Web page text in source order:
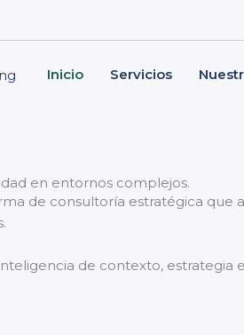
Inicio
Servicios
en entornos complejos.
de consultoría estratégica
de contexto,